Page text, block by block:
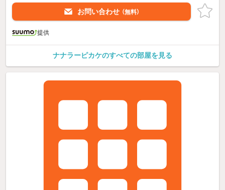
お問い合わせ （無料）
提供
ナナラーピカケのすべての部屋を見る